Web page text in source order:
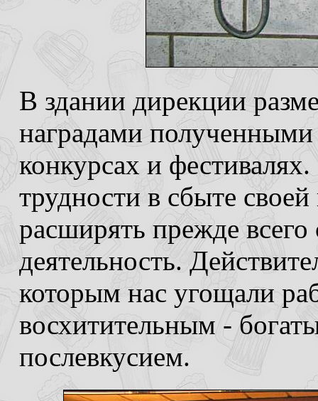
В здании дирекции
наградами
конкурсах и
трудности в сбыте
расширять прежде
деятельность.
которым нас угощали
восхитительным -
послевкусием.